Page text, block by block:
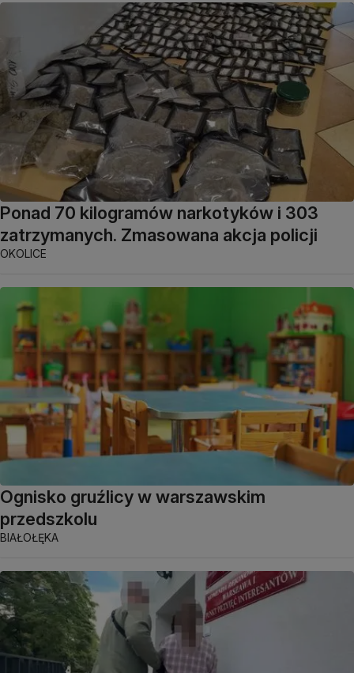
Ponad 70 kilogramów narkotyków i 303
zatrzymanych. Zmasowana akcja policji
OKOLICE
Ognisko gruźlicy w warszawskim
przedszkolu
BIAŁOŁĘKA